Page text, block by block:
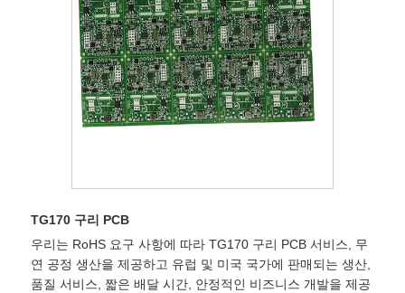
TG170 구리 PCB
우리는 RoHS 요구 사항에 따라 TG170 구리 PCB 서비스, 무
연 공정 생산을 제공하고 유럽 및 미국 국가에 판매되는 생산,
품질 서비스, 짧은 배달 시간, 안정적인 비즈니스 개발을 제공